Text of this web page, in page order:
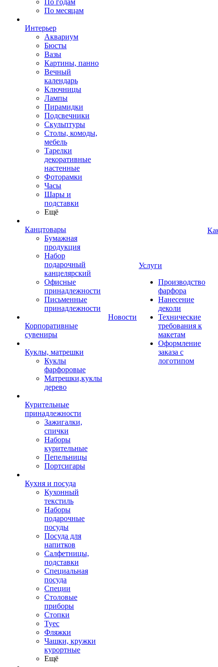
По годам
По месяцам
Интерьер
Аквариум
Бюсты
Вазы
Картины, панно
Вечный
календарь
Ключницы
Лампы
Пирамидки
Подсвечники
Скульптуры
Столы, комоды,
мебель
Тарелки
декоративные
настенные
Фоторамки
Часы
Шары и
подставки
Ещё
Канцтовары
Бумажная
продукция
Набор
подарочный
канцелярский
Офисные
принадлежности
Письменные
принадлежности
Корпоративные
сувениры
Куклы, матрешки
Куклы
фарфоровые
Матрешки,куклы
дерево
Курительные
принадлежности
Зажигалки,
спички
Наборы
курительные
Пепельницы
Портсигары
Кухня и посуда
Кухонный
текстиль
Наборы
подарочные
посуды
Посуда для
напитков
Салфетницы,
подставки
Специальная
посуда
Специи
Столовые
приборы
Стопки
Туес
Фляжки
Чашки, кружки
курортные
Ещё
Новости
Услуги
Производство
фарфора
Нанесение
деколи
Технические
требования к
макетам
Оформление
заказа с
логотипом